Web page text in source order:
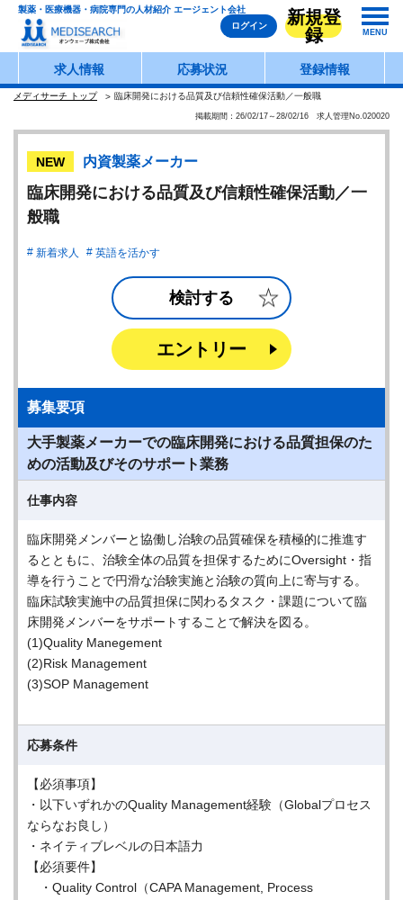
製薬・医療機器・病院専門の人材紹介 エージェント会社
ログイン
新規登
録
MENU
求人情報 応募状況 登録情報
メディサーチ トップ 臨床開発における品質及び信頼性確保活動／一般職
掲載期間：26/02/17～28/02/16 求人管理No.020020
NEW 内資製薬メーカー
臨床開発における品質及び信頼性確保活動／一
般職
新着求人 英語を活かす
検討する
エントリー
募集要項
大手製薬メーカーでの臨床開発における品質担保のた
めの活動及びそのサポート業務
仕事内容
臨床開発メンバーと協働し治験の品質確保を積極的に推進す
るとともに、治験全体の品質を担保するためにOversight・指
導を行うことで円滑な治験実施と治験の質向上に寄与する。
臨床試験実施中の品質担保に関わるタスク・課題について臨
床開発メンバーをサポートすることで解決を図る。
(1)Quality Manegement
(2)Risk Management
(3)SOP Management
応募条件
【必須事項】
・以下いずれかのQuality Management経験（Globalプロセス
ならなお良し）
・ネイティブレベルの日本語力
【必須要件】
・Quality Control（CAPA Management, Process